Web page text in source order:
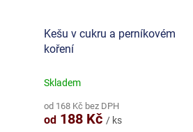
Kešu v cukru a perníkovém
koření
Skladem
od 168 Kč bez DPH
od 188 Kč / ks